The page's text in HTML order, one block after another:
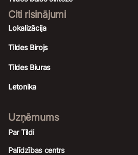
Citi risinājumi
Lokalizācija
Tildes Birojs
Tildes Biuras
Letonika
Uzņēmums
Par Tildi
Palīdzības centrs